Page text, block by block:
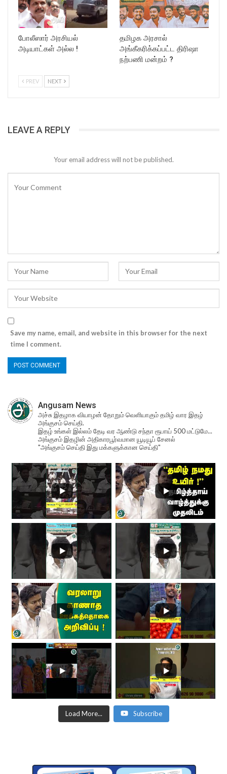
போலீஸார் அரசியல்
அடியாட்கள் அல்ல !
தமிழக அரசால்
அங்கீகரிக்கப்பட்ட திரிஷா
நற்பணி மன்றம் ?
PREV NEXT
LEAVE A REPLY
Your email address will not be published.
Save my name, email, and website in this browser for the next
time I comment.
Angusam News
அச்சு இதழாக வியாழன் தோறும் வெளியாகும் தமிழ் வார இதழ்
அங்குசம் செய்தி.
இதழ் உங்கள் இல்லம் தேடி வர ஆண்டு சந்தா ரூபாய் 500 மட்டுமே...
அங்குசம் இதழின் அதிகாரபூர்வமான யூடியூப் சேனல்
"அங்குசம் செய்தி இது மக்களுக்கான செய்தி"
Load More... Subscribe